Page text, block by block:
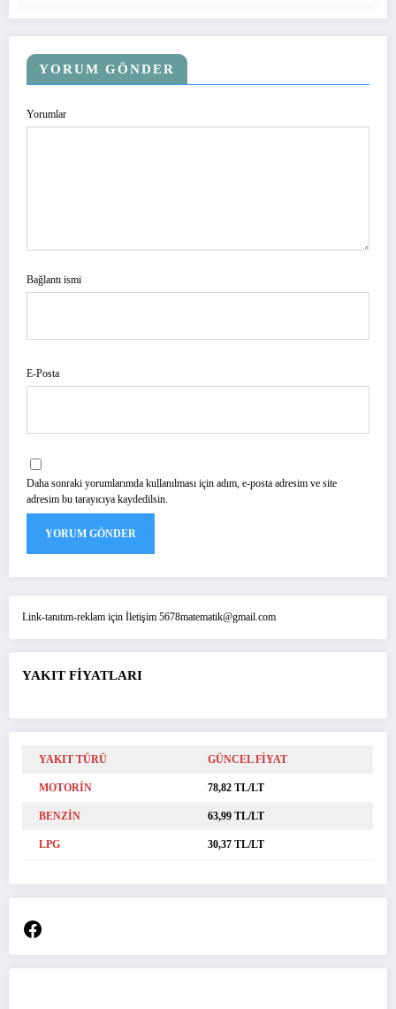
YORUM GÖNDER
Yorumlar
Bağlantı ismi
E-Posta
Daha sonraki yorumlarımda kullanılması için adım, e-posta adresim ve site
adresim bu tarayıcıya kaydedilsin.
Link-tanıtım-reklam için İletişim 5678matematik@gmail.com
YAKIT FİYATLARI
YAKIT TÜRÜ GÜNCEL FİYAT
MOTORİN 78,82 TL/LT
BENZİN 63,99 TL/LT
LPG 30,37 TL/LT
Facebook